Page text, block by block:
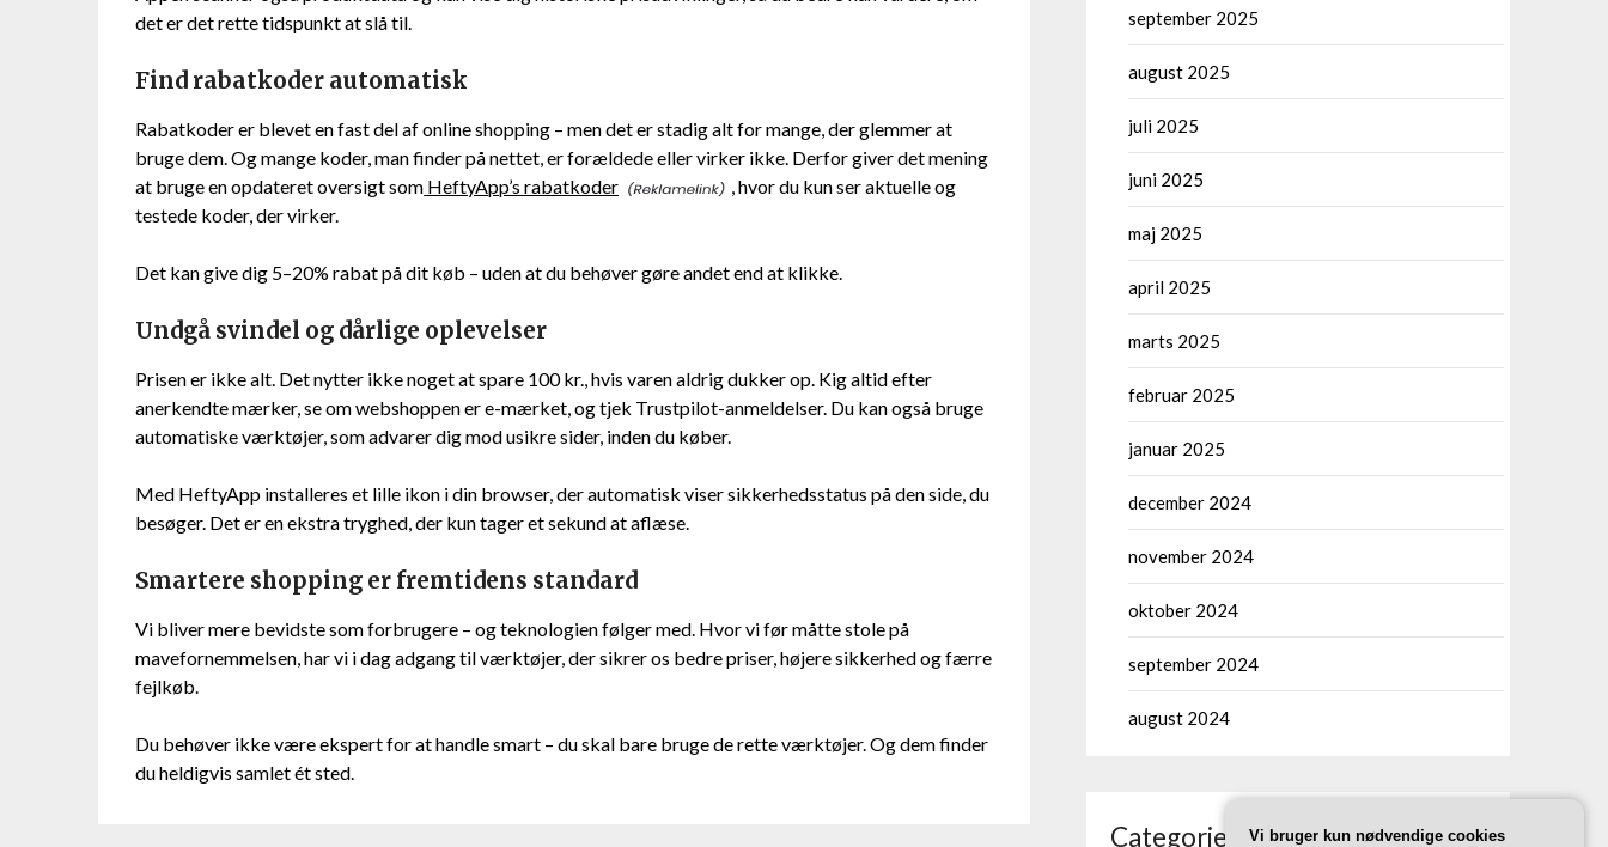
det er det rette tidspunkt at slå til.
Find rabatkoder automatisk
Rabatkoder er blevet en fast del af online shopping – men det er stadig alt for mange, der glemmer at
bruge dem. Og mange koder, man finder på nettet, er forældede eller virker ikke. Derfor giver det mening
at bruge en opdateret oversigt som HeftyApp’s rabatkoder
, hvor du kun ser aktuelle og
testede koder, der virker.
Det kan give dig 5–20% rabat på dit køb – uden at du behøver gøre andet end at klikke.
Undgå svindel og dårlige oplevelser
Prisen er ikke alt. Det nytter ikke noget at spare 100 kr., hvis varen aldrig dukker op. Kig altid efter
anerkendte mærker, se om webshoppen er e-mærket, og tjek Trustpilot-anmeldelser. Du kan også bruge
automatiske værktøjer, som advarer dig mod usikre sider, inden du køber.
Med HeftyApp installeres et lille ikon i din browser, der automatisk viser sikkerhedsstatus på den side, du
besøger. Det er en ekstra tryghed, der kun tager et sekund at aflæse.
Smartere shopping er fremtidens standard
Vi bliver mere bevidste som forbrugere – og teknologien følger med. Hvor vi før måtte stole på
mavefornemmelsen, har vi i dag adgang til værktøjer, der sikrer os bedre priser, højere sikkerhed og færre
fejlkøb.
Du behøver ikke være ekspert for at handle smart – du skal bare bruge de rette værktøjer. Og dem finder
du heldigvis samlet ét sted.
september 2025
august 2025
juli 2025
juni 2025
maj 2025
april 2025
marts 2025
februar 2025
januar 2025
december 2024
november 2024
oktober 2024
september 2024
august 2024
Categories Vi bruger kun nødvendige cookies